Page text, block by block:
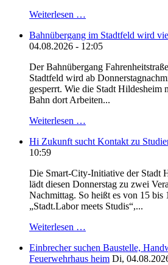
Weiterlesen …
Bahnübergang im Stadtfeld wird
04.08.2026 - 12:05
Der Bahnübergang
Stadtfeld wird ab
gesperrt. Wie die Stadt Hildesheim
Bahn dort Arbeiten...
Weiterlesen …
Hi Zukunft sucht Kontakt zu
10:59
Die Smart-City-Initiative der Stadt
lädt diesen Donnerstag zu zwei
Nachmittag. So heißt es von 15 bis
„Stadt.Labor meets Studis“,...
Weiterlesen …
Einbrecher suchen Baustelle,
Feuerwehrhaus heim Di,